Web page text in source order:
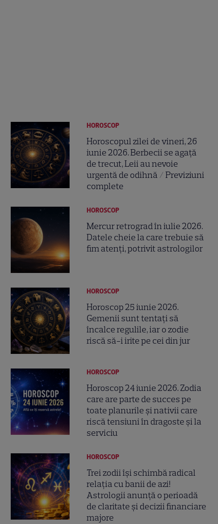
HOROSCOP
Horoscopul zilei de vineri, 26
iunie 2026. Berbecii se agață
de trecut, Leii au nevoie
urgentă de odihnă / Previziuni
complete
HOROSCOP
Mercur retrograd în iulie 2026.
Datele cheie la care trebuie să
fim atenți, potrivit astrologilor
HOROSCOP
Horoscop 25 iunie 2026.
Gemenii sunt tentați să
încalce regulile, iar o zodie
riscă să-i irite pe cei din jur
HOROSCOP
Horoscop 24 iunie 2026. Zodia
care are parte de succes pe
toate planurile și nativii care
riscă tensiuni în dragoste și la
serviciu
HOROSCOP
Trei zodii își schimbă radical
relația cu banii de azi!
Astrologii anunță o perioadă
de claritate și decizii financiare
majore